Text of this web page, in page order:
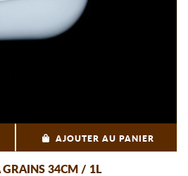
AJOUTER AU PANIER
GRAINS 34CM / 1L